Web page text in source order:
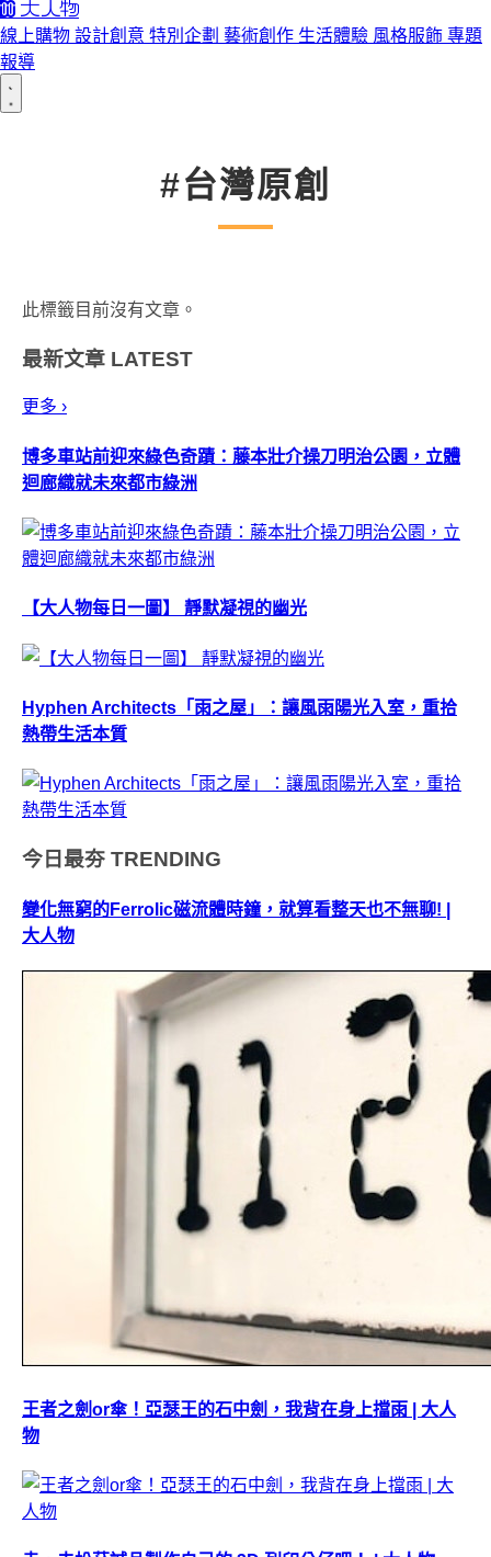
線上購物 設計創意 特別企劃 藝術創作 生活體驗 風格服飾 專題
報導
#台灣原創
此標籤目前沒有文章。
最新文章 LATEST
更多 ›
博多車站前迎來綠色奇蹟：藤本壯介操刀明治公園，立體
迴廊織就未來都市綠洲
【大人物每日一圖】 靜默凝視的幽光
Hyphen Architects「雨之屋」：讓風雨陽光入室，重拾
熱帶生活本質
今日最夯 TRENDING
變化無窮的Ferrolic磁流體時鐘，就算看整天也不無聊! |
大人物
王者之劍or傘！亞瑟王的石中劍，我背在身上擋雨 | 大人
物